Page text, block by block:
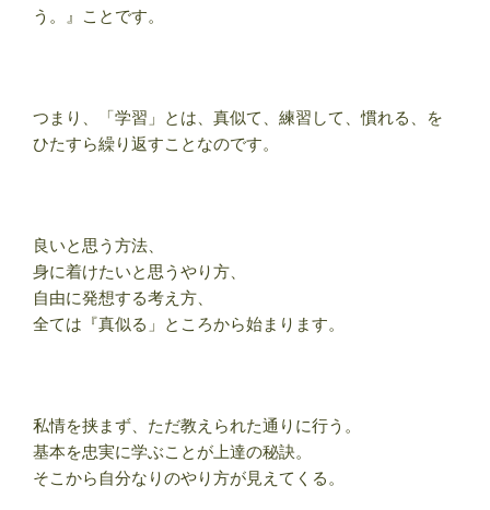
う。』ことです。
つまり、「学習」とは、真似て、練習して、慣れる、を
ひたすら繰り返すことなのです。
良いと思う方法、
身に着けたいと思うやり方、
自由に発想する考え方、
全ては『真似る」ところから始まります。
私情を挟まず、ただ教えられた通りに行う。
基本を忠実に学ぶことが上達の秘訣。
そこから自分なりのやり方が見えてくる。